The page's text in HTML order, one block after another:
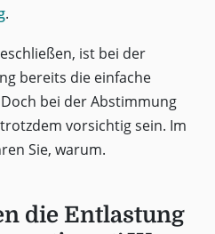
.
ist bei der
bereits die einfache
bei der Abstimmung
vorsichtig sein. Im
Sie, warum.
die Entlastung